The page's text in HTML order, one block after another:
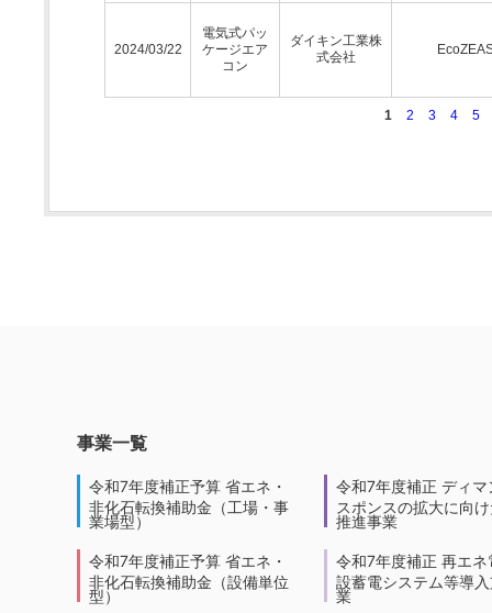
2024/03/22
電気式パッ
ケージエア
コン
ダイキン工業株
式会社
1 2 3 4 5
事業一覧
令和7年度補正予算 省エネ・
非化石転換補助金（工場・事
業場型）
令和7年度補正予算 省エネ・
非化石転換補助金（設備単位
型）
令和7年度補正 ディマ
スポンスの拡大に向
推進事業
令和7年度補正 再エネ
設蓄電システム等導
業